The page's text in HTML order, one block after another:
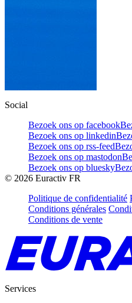
Social
Bezoek ons op facebook
Bezoek ons op linkedin
Bezoek ons op rss-feed
Bezoek ons op mastodon
Bezoek ons op bluesky
© 2026 Euractiv FR
Politique de confidentialité
Conditions générales
Conditions de vente
Services